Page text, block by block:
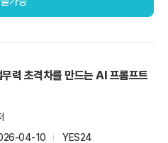
무력 초격차를 만드는 AI 프롬프트
04-10
YES24